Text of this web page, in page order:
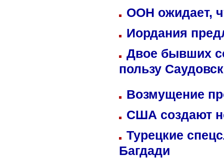
ООН ожидает,
Иордания
Двое бывших
пользу
Возмущение
США создают
Турецкие
Багдади